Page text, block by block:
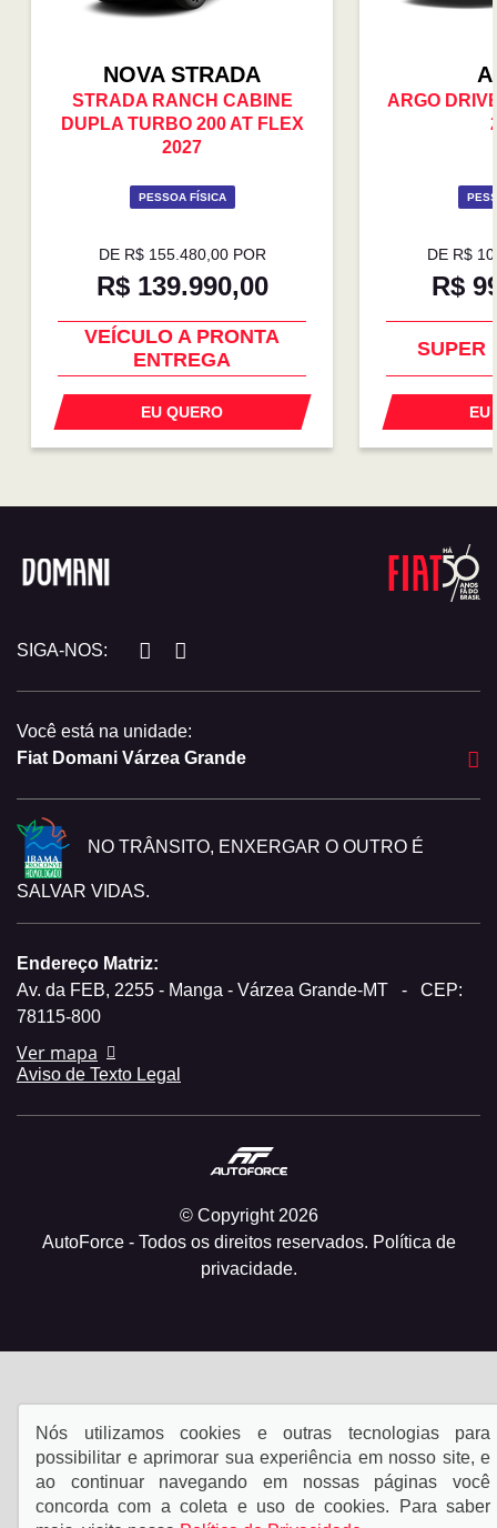
NOVA STRADA
STRADA RANCH CABINE
DUPLA TURBO 200 AT FLEX
2027
PESSOA FÍSICA
DE R$ 155.480,00 POR
R$ 139.990,00
VEÍCULO A PRONTA
ENTREGA
COM CENTRAL
MULTIMÍDIA
EU QUERO
ARGO
DE R$
R$
SUPER
PREÇO
EU
SIGA-NOS:
Você está na unidade:
Fiat Domani Várzea Grande
NO TRÂNSITO, ENXERGAR O OUTRO É
SALVAR VIDAS.
Endereço Matriz:
Av. da FEB, 2255 - Manga - Várzea Grande-MT
-
CEP:
78115-800
Ver mapa
Aviso de Texto Legal
© Copyright 2026
AutoForce - Todos os direitos reservados. Política de
privacidade.
Nós utilizamos cookies e outras tecnologias para
possibilitar e aprimorar sua experiência em nosso site, e
ao continuar navegando em nossas páginas você
concorda com a coleta e uso de cookies. Para saber